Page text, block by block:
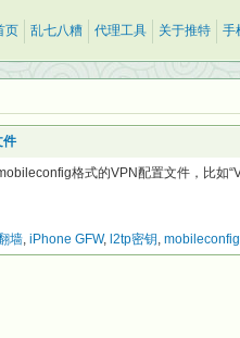
页 乱七八糟 代理工具 关于推特 手
件
格式的VPN配置文件，比如
墙, iPhone GFW, l2tp密钥,